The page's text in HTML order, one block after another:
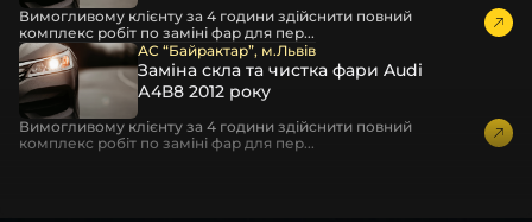
партнерські сервіси готові надати допомогу по всій
Україні.
Ми опанували мистецтво автосвітла, і це підтвердять
тисячі задоволених клієнтів. Розмаїття вибору, постійна
наявність на складі, свіжі поступлення, доступна ціна,
швидке доставлення та висока якість товарів!
Вимогливому клієнту за 4 години здійснити повний
комплекс робіт по заміні фар для пер...
АС “Байрактар”, м.Львів
Заміна скла та чистка фари Audi
А4В8 2012 року
Вимогливому клієнту за 4 години здійснити повний
комплекс робіт по заміні фар для пер...